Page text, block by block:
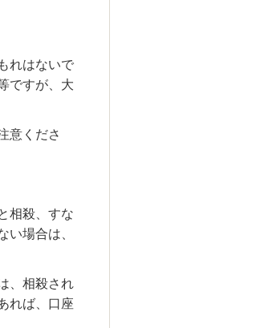
れはないで
ですが、大
意くださ
相殺、すな
い場合は、
、相殺され
れば、口座